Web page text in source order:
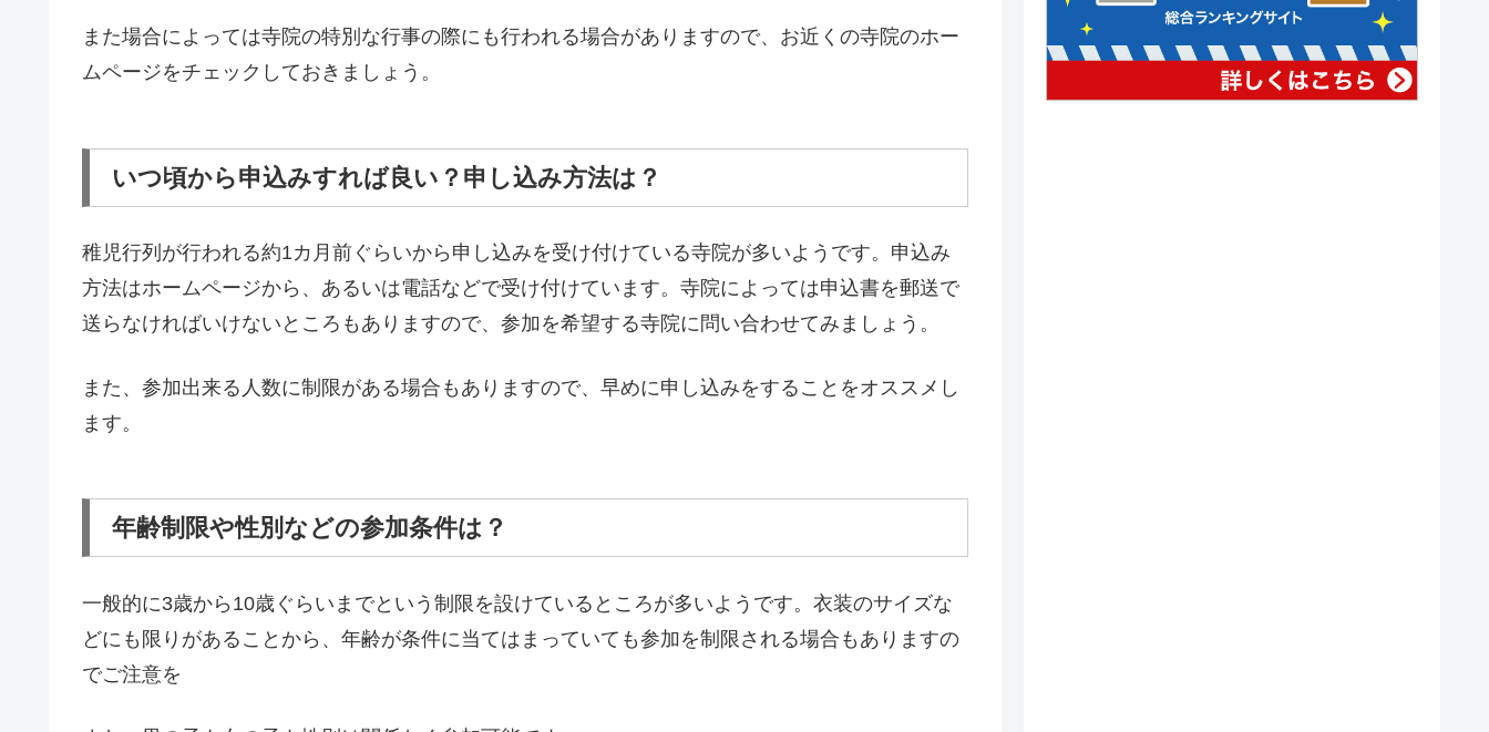
また場合によっては寺院の特別な行事の際にも行われる場合がありますので、お近くの寺院のホー
ムページをチェックしておきましょう。
いつ頃から申込みすれば良い？申し込み方法は？
稚児行列が行われる約1カ月前ぐらいから申し込みを受け付けている寺院が多いようです。申込み
方法はホームページから、あるいは電話などで受け付けています。寺院によっては申込書を郵送で
送らなければいけないところもありますので、参加を希望する寺院に問い合わせてみましょう。
また、参加出来る人数に制限がある場合もありますので、早めに申し込みをすることをオススメし
ます。
年齢制限や性別などの参加条件は？
一般的に3歳から10歳ぐらいまでという制限を設けているところが多いようです。衣装のサイズな
どにも限りがあることから、年齢が条件に当てはまっていても参加を制限される場合もありますの
でご注意を